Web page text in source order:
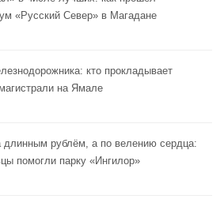
«Русский Север» в Магадане
кто прокладывает
на Ямале
длинным рублём, а по велению сердца:
помогли парку «Ингилор»